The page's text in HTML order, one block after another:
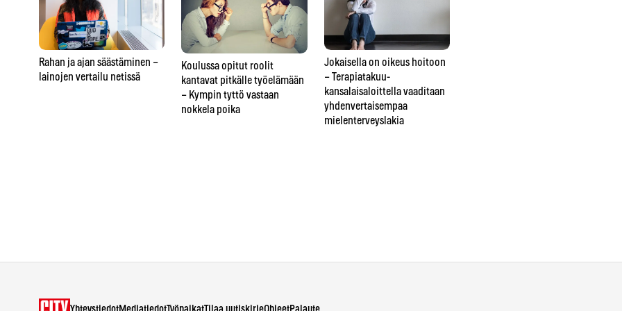
Rahan ja ajan säästäminen –
lainojen vertailu netissä
Koulussa opitut roolit
kantavat pitkälle työelämään
– Kympin tyttö vastaan
nokkela poika
Jokaisella on oikeus hoitoon
– Terapiatakuu-
kansalaisaloittella vaaditaan
yhdenvertaisempaa
mielenterveyslakia